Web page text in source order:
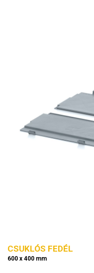
CSUKLÓS FEDÉL
600 x 400 mm